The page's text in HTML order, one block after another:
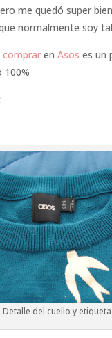
me quedó super
normalmente soy
compraren Asos es un
100%
Detalle del cuello y etiqueta